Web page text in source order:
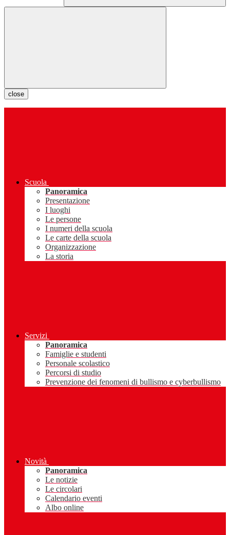
close
Scuola
Panoramica
Presentazione
I luoghi
Le persone
I numeri della scuola
Le carte della scuola
Organizzazione
La storia
Servizi
Panoramica
Famiglie e studenti
Personale scolastico
Percorsi di studio
Prevenzione dei fenomeni di bullismo e cyberbullismo
Novità
Panoramica
Le notizie
Le circolari
Calendario eventi
Albo online